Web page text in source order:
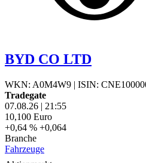
BYD CO LTD
WKN: A0M4W9 | ISIN:
Tradegate
07.08.26 | 21:55
10,100 Euro
+0,64 % +0,064
Branche
Fahrzeuge